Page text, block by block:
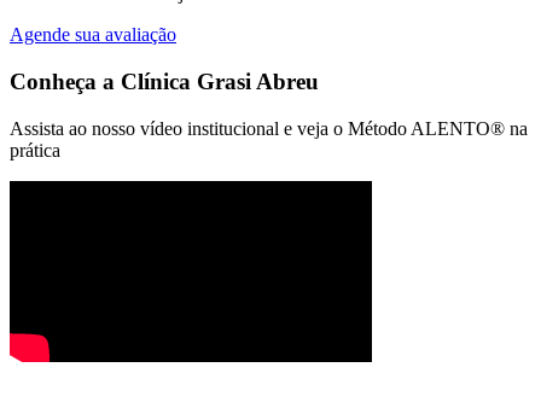
Agende sua avaliação
Conheça a Clínica Grasi Abreu
Assista ao nosso vídeo institucional e veja o Método ALENTO® na
prática